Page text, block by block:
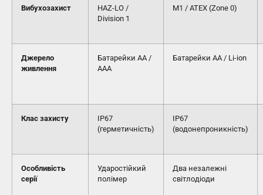
Вибухозахист
HAZ-LO /
Division 1
M1 / ATEX (Zone 0)
Джерело
живлення
Батарейки AA /
AAA
Батарейки AA / Li-ion
Клас захисту
IP67
(герметичність)
IP67
(водонепроникність)
Особливість
серії
Ударостійкий
полімер
Два незалежні
світлодіоди